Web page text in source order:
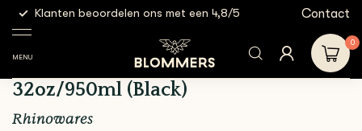
Klanten beoordelen ons met een 4,8/5 Gratis
Contact
MENU
0
Rhinowares - Milk Pitcher |
Rhinowares - Milk Pitcher |
32oz/950ml (Black)
Rhinowares